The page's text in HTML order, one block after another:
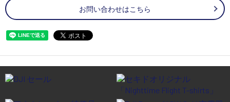
お問い合わせはこちら